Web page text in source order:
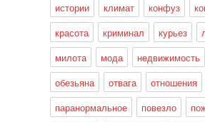
истории
климат конфуз
красота
криминал курьез
милота
мода недвижимость
обезьяна
отвага отношения
паранормальное
повезло